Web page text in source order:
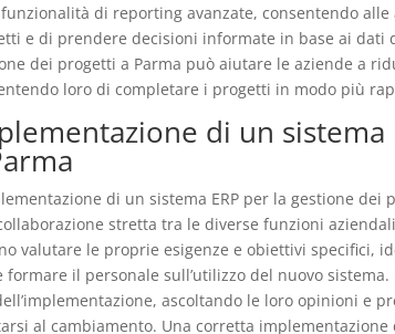
di reporting avanzate, consentendo
e di prendere decisioni informate in base ai dati
dei progetti a Parma può aiutare le aziende a
loro di completare i progetti in modo più
di un
di un sistema ERP per la gestione
stretta tra le diverse funzioni
valutare le proprie esigenze e obiettivi specifici,
formare il personale sull’utilizzo del nuovo
ascoltando le loro opinioni e
al cambiamento. Una corretta